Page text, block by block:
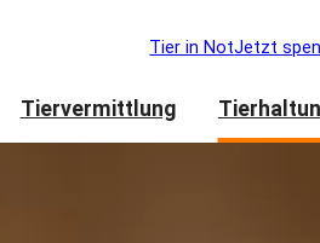
Tier in NotJetzt
Tiervermittlung